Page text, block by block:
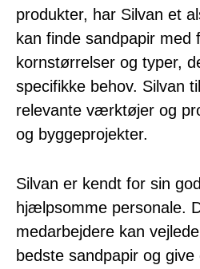
produkter, har Silvan et
kan finde sandpapir med
kornstørrelser og typer,
specifikke behov. Silvan
relevante værktøjer og
og byggeprojekter.
Silvan er kendt for sin
hjælpsomme personale.
medarbejdere kan
bedste sandpapir og